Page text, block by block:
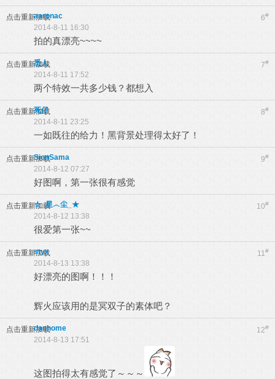
点击重新加载 6#
aaronac
2014-8-11 16:30
拍的真漂亮~~~~
点击重新加载 7#
悉人
2014-8-11 17:52
两个特效一共多少钱？都想入
点击重新加载 8#
死仔
2014-8-11 23:25
一如既往的给力！黑背景处理得太好了！
点击重新加载 9#
SionSama
2014-8-12 07:27
好图啊，第一张很有感觉
点击重新加载 10#
☆_星︿尘_★
2014-8-12 13:38
很爱第一张~~
点击重新加载 11#
styx
2014-8-13 13:38
好漂亮的图啊！！！
辉火应该用的是冥双子的素体吧？
点击重新加载 12#
danhome
2014-8-13 17:51
这图拍得太有感觉了～～～